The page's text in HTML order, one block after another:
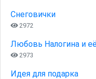
Снеговички
2972
Любовь Налогина и
2973
Идея для подарка